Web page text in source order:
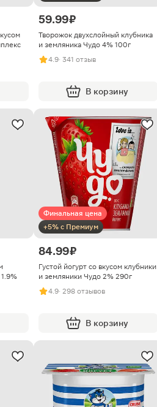
59.99 ₽
Творожок двухслойный клубника
и земляника Чудо 4% 100г
4.9· 341 отзыв
В корзину
Финальная цена
+5% с Премиум
84.99 ₽
Густой йогурт со вкусом клубники
и земляники Чудо 2% 290г
4.9· 298 отзывов
В корзину